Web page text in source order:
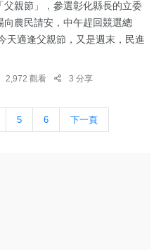
父親節」，參選彰化縣長的立委
農民請安，中午趕回競選總
天適逢父親節，又是週末，民進
2,972 觀看 3 分享
5 6 下一頁